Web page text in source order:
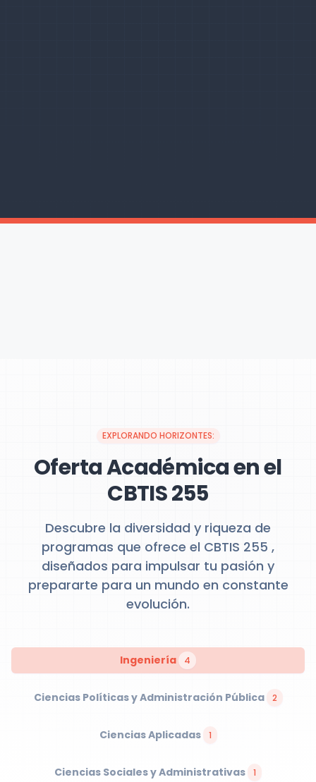
EXPLORANDO HORIZONTES:
Oferta Académica en el
CBTIS 255
Descubre la diversidad y riqueza de
programas que ofrece el CBTIS 255 ,
diseñados para impulsar tu pasión y
prepararte para un mundo en constante
evolución.
Ingeniería 4
Ciencias Políticas y Administración Pública 2
Ciencias Aplicadas 1
Ciencias Sociales y Administrativas 1